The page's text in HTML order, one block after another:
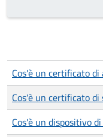
Cos'è un certificato
Cos'è un certificato
Cos'è un dispositivo